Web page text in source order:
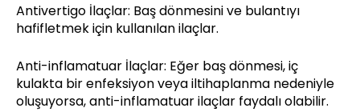
Antivertigo İlaçlar: Baş dönmesini ve bulantıyı
hafifletmek için kullanılan ilaçlar.
Anti-inflamatuar İlaçlar: Eğer baş dönmesi, iç
kulakta bir enfeksiyon veya iltihaplanma nedeniyle
oluşuyorsa, anti-inflamatuar ilaçlar faydalı olabilir.